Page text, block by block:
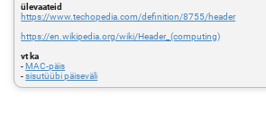
ülevaateid
https://www.techopedia.com/definition/8755/header
https://en.wikipedia.org/wiki/Header_(computing)
vt ka
-MAC-päis
-sisutüübi päiseväli